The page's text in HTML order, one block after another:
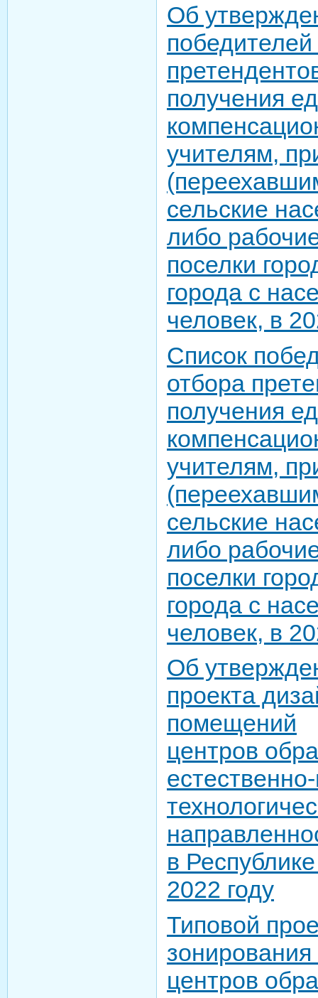
Об
победителей
получения
учителям,
сельские
либо
поселки
города с
человек, в
Список
отбора
получения
учителям,
сельские
либо
поселки
города с
человек, в
Об
проекта
помещений
центров
в
2022 году
Типовой
центров